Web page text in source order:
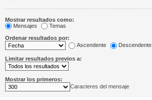
Mostrar resultados como:
Mensajes
Temas
Ordenar resultados por:
Ascendente
Descendente
Limitar resultados previos a:
Mostrar los primeros:
Caracteres del mensaje